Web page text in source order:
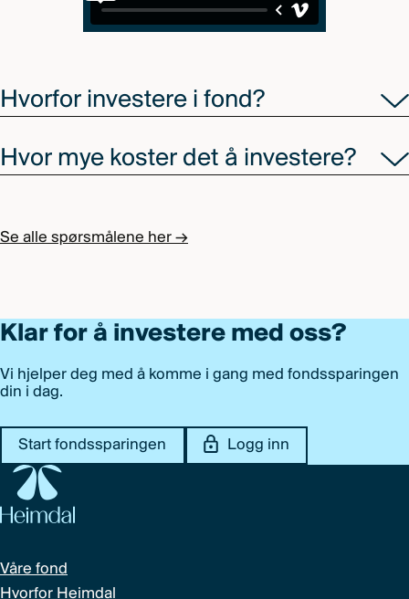
Hvorfor investere i fond?
Hvor mye koster det å investere?
Se alle spørsmålene her →
Klar for å investere med oss?
Vi hjelper deg med å komme i gang med fondssparingen
din i dag.
Start fondssparingen Logg inn
Våre fond
Hvorfor Heimdal